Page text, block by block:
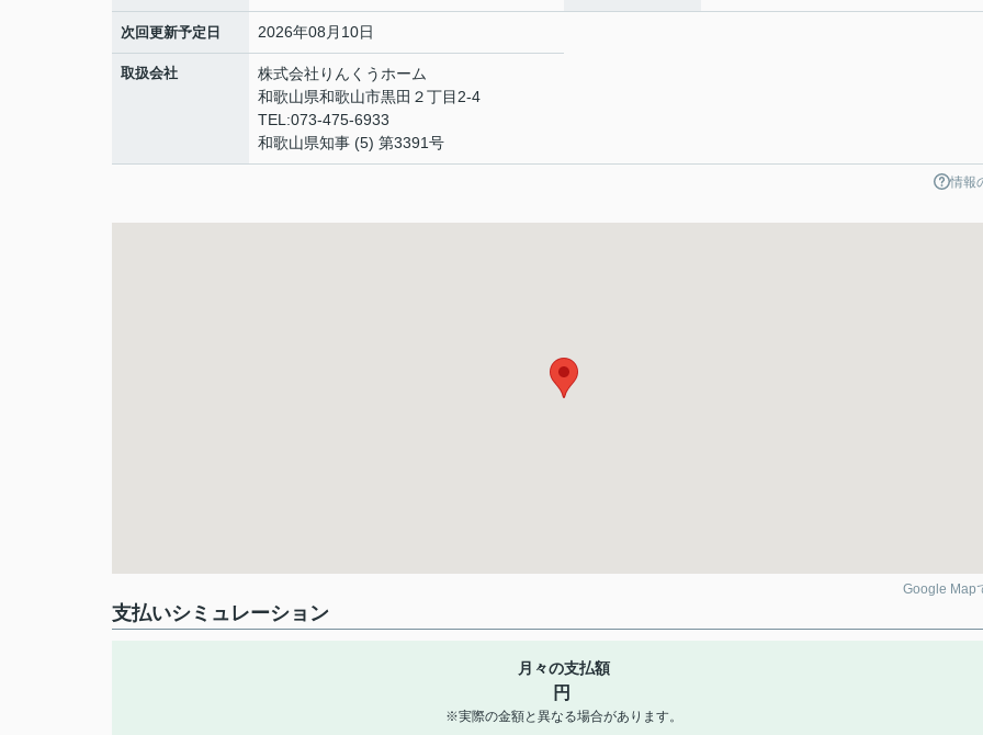
次回更新予定日 2026年08月10日
取扱会社
株式会社りんくうホーム
和歌山県和歌山市黒田２丁目2-4
TEL:073-475-6933
和歌山県知事 (5) 第3391号
情報
Google Map
支払いシミュレーション
月々の支払額
円
※実際の金額と異なる場合があります。